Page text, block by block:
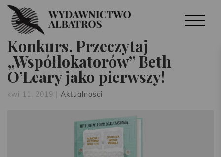
Konkurs. Przeczytaj
„Współlokatorów” Beth
O’Leary jako pierwszy!
kwi 11, 2019 | Aktualności